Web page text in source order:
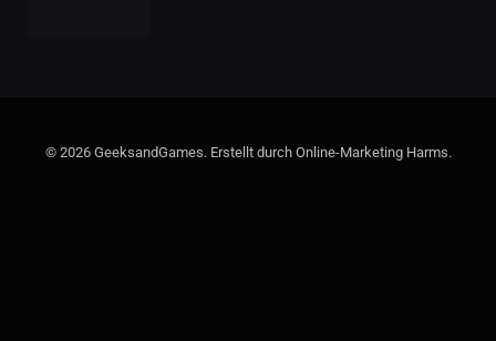
© 2026 GeeksandGames. Erstellt durch Online-Marketing Harms.